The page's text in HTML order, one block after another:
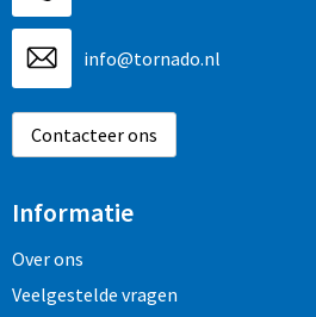
info@tornado.nl
Contacteer ons
Informatie
Over ons
Veelgestelde vragen